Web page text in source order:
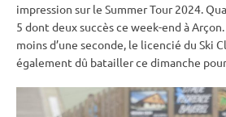
impression sur le Summer Tour 2024.
5 dont deux succès ce week-end à
moins d’une seconde, le licencié du Ski
également dû batailler ce dimanche